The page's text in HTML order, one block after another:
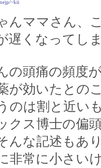
~kii
んママさん、
遅くなってし
の頭痛の頻度
が効いたとの
のは割と近い
クス博士の偏
んな記述もあ
非常に小さい